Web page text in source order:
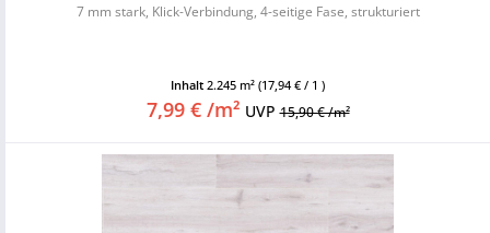
7 mm stark, Klick-Verbindung, 4-seitige Fase, strukturiert
Inhalt 2.245 m² (17,94 € / 1 )
7,99 € /m² UVP15,90 € /m²